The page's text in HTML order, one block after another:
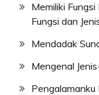
Memiliki
Fungsi dan
Mendadak
Mengenal